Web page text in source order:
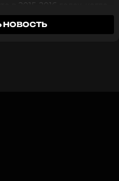
2015-2016 годах, когда
Шанель № 2 в сериале
The Hollywood
НОВОСТЬ